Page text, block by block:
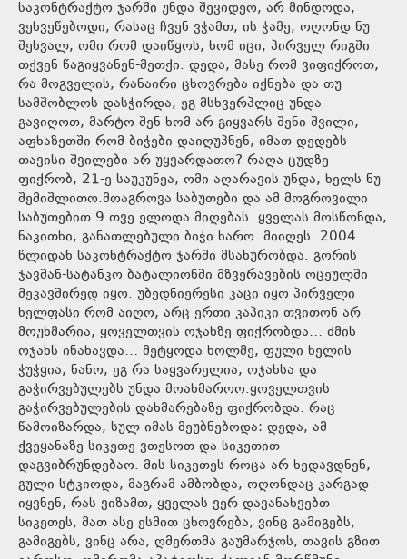
საკონტრაქტო ჯარში უნდა შევიდეო, არ მინდოდა,
ვეხვეწებოდი, რასაც ჩვენ ვჭამთ, ის ჭამე, ოღონდ ნუ
შეხვალ, ომი რომ დაიწყოს, ხომ იცი, პირველ რიგში
თქვენ წაგიყვანენ-მეთქი. დედა, მასე რომ ვიფიქროთ,
რა მოგველის, რანაირი ცხოვრება იქნება და თუ
სამშობლოს დასჭირდა, ეგ მსხვერპლიც უნდა
გავიღოთ, მარტო შენ ხომ არ გიყვარს შენი შვილი,
აფხაზეთში რომ ბიჭები დაიღუპნენ, იმათ დედებს
თავისი შვილები არ უყვარდათო? რაღა ცუდზე
ფიქრობ, 21-ე საუკუნეა, ომი აღარავის უნდა, ხელს ნუ
შემიშლითო.მოაგროვა საბუთები და ამ მოგროვილი
საბუთებით 9 თვე ელოდა მიღებას. ყველას მოსწონდა,
ნაკითხი, განათლებული ბიჭი ხარო. მიიღეს. 2004
წლიდან საკონტრაქტო ჯარში მსახურობდა. გორის
ჯავშან-სატანკო ბატალიონში მზვერავების ოცეულში
მეკავშირედ იყო. უბედნიერესი კაცი იყო პირველი
ხელფასი რომ აიღო, არც ერთი კაპიკი თვითონ არ
მოუხმარია, ყოველთვის ოჯახზე ფიქრობდა… ძმის
ოჯახს ინახავდა… მეტყოდა ხოლმე, ფული ხელის
ჭუჭყია, ნანო, ეგ რა საყვარელია, ოჯახსა და
გაჭირვებულებს უნდა მოახმაროო.ყოველთვის
გაჭირვებულების დახმარებაზე ფიქრობდა. რაც
წამოიზარდა, სულ იმას მეუბნებოდა: დედა, ამ
ქვეყანაზე სიკეთე ვთესოთ და სიკეთით
დაგვიბრუნდებაო. მის სიკეთეს როცა არ ხედავდნენ,
გული სტკიოდა, მაგრამ ამბობდა, ოღონდაც კარგად
იყვნენ, რას ვიზამთ, ყველას ვერ დავანახვებთ
სიკეთეს, მათ ასე ესმით ცხოვრება, ვინც გამიგებს,
გამიგებს, ვინც არა, ღმერთმა გაუმარჯოს, თავის გზით